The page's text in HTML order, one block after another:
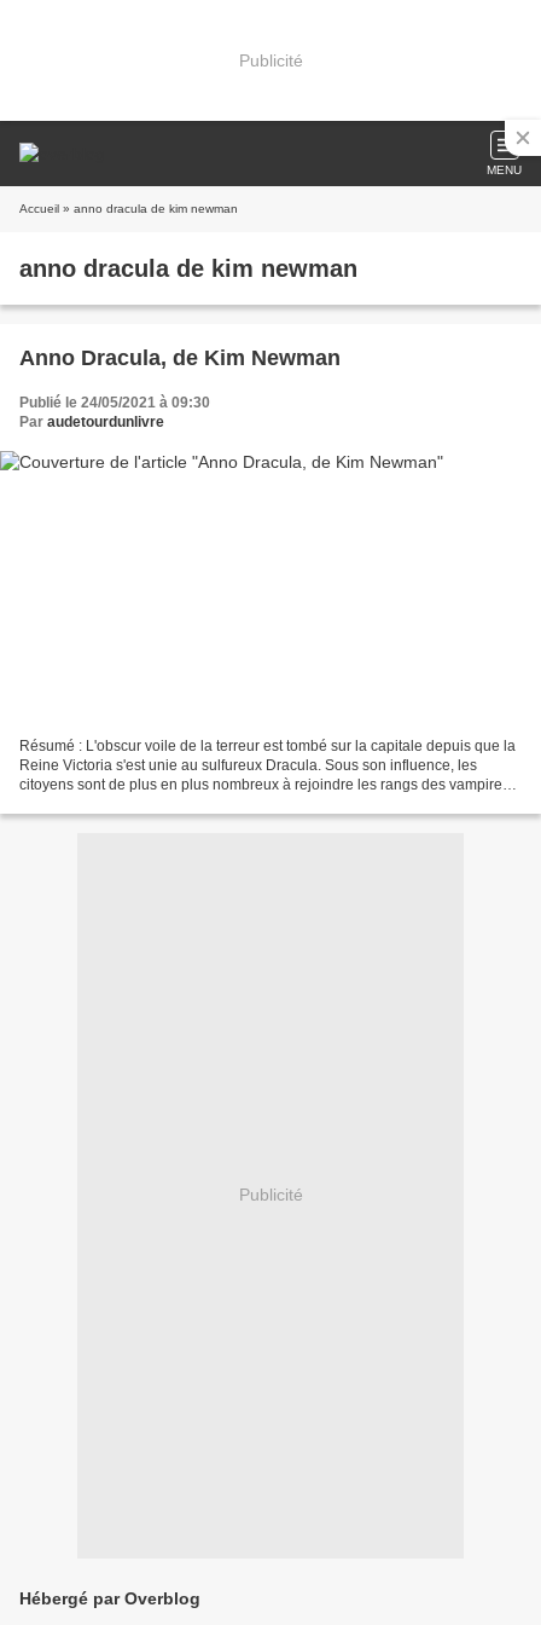
Publicité
MENU
Accueil » anno dracula de kim newman
anno dracula de kim newman
Anno Dracula, de Kim Newman
Publié le 24/05/2021 à 09:30
Par audetourdunlivre
Résumé : L'obscur voile de la terreur est tombé sur la capitale depuis que la
Reine Victoria s'est unie au sulfureux Dracula. Sous son influence, les
citoyens sont de plus en plus nombreux à rejoindre les rangs des vampires,
Publicité
Hébergé par Overblog